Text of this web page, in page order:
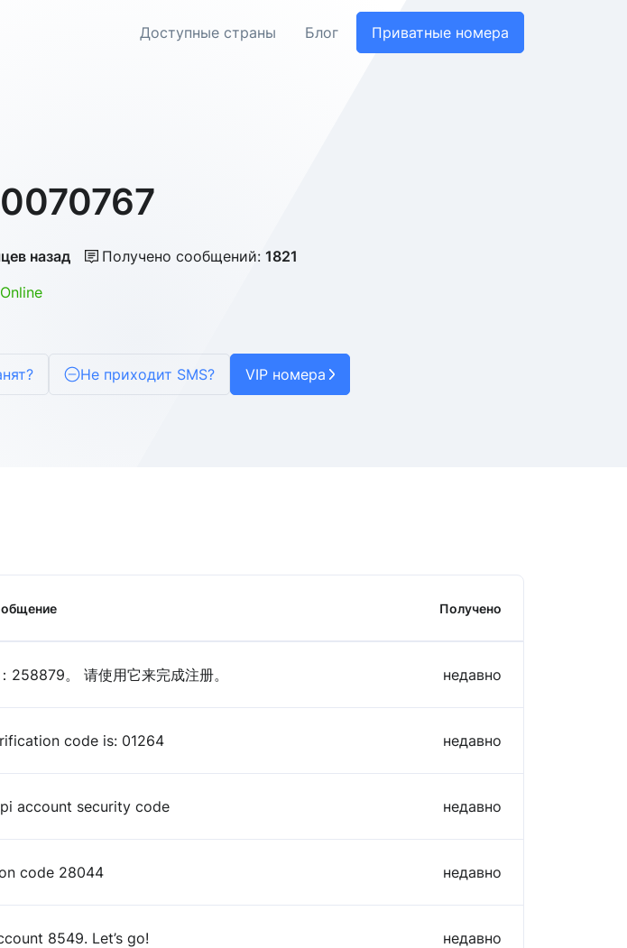
Доступные страны Блог Приватные номера
назад Получено сообщений: 1821
Online
Не приходит SMS? VIP номера
Получено
258879。 请使用它来完成注册。 недавно
code is: 01264 недавно
account security code недавно
code 28044 недавно
8549. Let’s go! недавно